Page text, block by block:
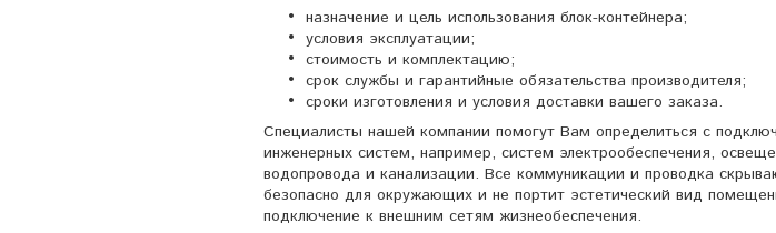
назначение и цель использования блок-контейнера;
условия эксплуатации;
стоимость и комплектацию;
срок службы и гарантийные обязательства производителя;
сроки изготовления и условия доставки вашего заказа.
Специалисты нашей компании помогут Вам определиться с
инженерных систем, например, систем электрообеспечения,
водопровода и канализации. Все коммуникации и проводка
безопасно для окружающих и не портит эстетический вид
подключение к внешним сетям жизнеобеспечения.